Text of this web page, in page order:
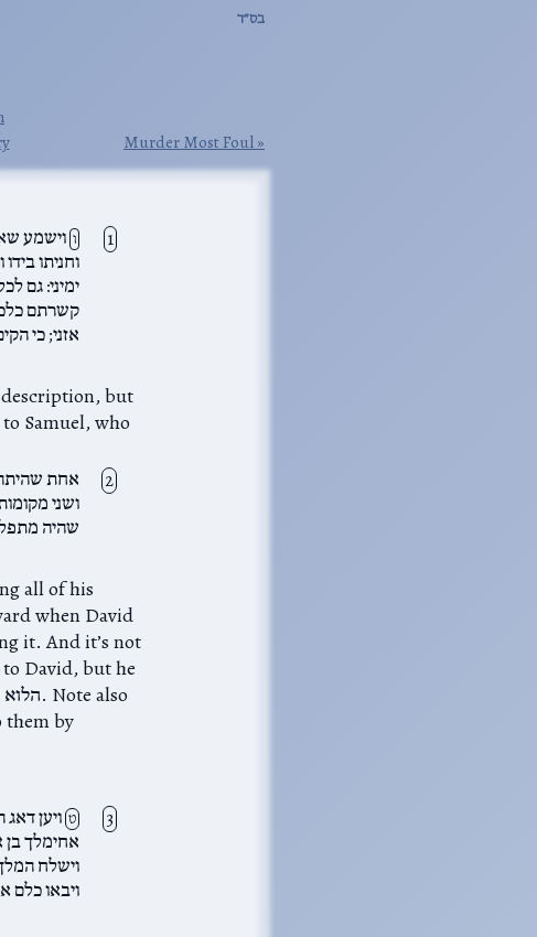
בס״ד
Murder Most Foul
ו וישמע
וחניתו
ימיני: גם
קשרתם
אזני; כי
אחת שהיתה
ושני
שהיה
all of his
to David, but he
them by
ט ויען
אחימלך בן
וישלח
ויבאו כלם